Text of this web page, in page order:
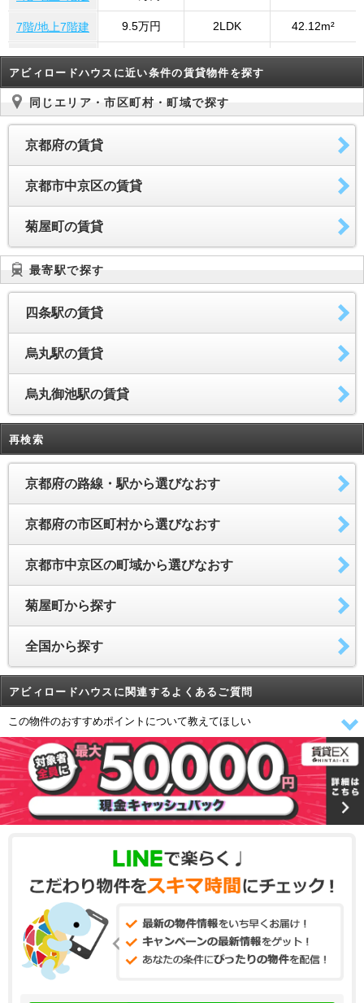
7階/地上7階建 9.5万円 2LDK 42.12m²
3階/地上7階建 7.5万円 2K 32.55m²
3階/地上7階建 7.5万円 2DK 32.55m²
304号室 7.5万円 2K 32.55m²
304号室
3階/地上7階建 7.5万円
アビィロードハウスに近い条件の賃貸物件を探す
同じエリア・市区町村・町域で探す
京都府の賃貸
京都市中京区の賃貸
菊屋町の賃貸
最寄駅で探す
四条駅の賃貸
烏丸駅の賃貸
烏丸御池駅の賃貸
再検索
京都府の路線・駅から選びなおす
京都府の市区町村から選びなおす
京都市中京区の町域から選びなおす
菊屋町から探す
全国から探す
アビィロードハウスに関連するよくあるご質問
この物件のおすすめポイントについて教えてほしい